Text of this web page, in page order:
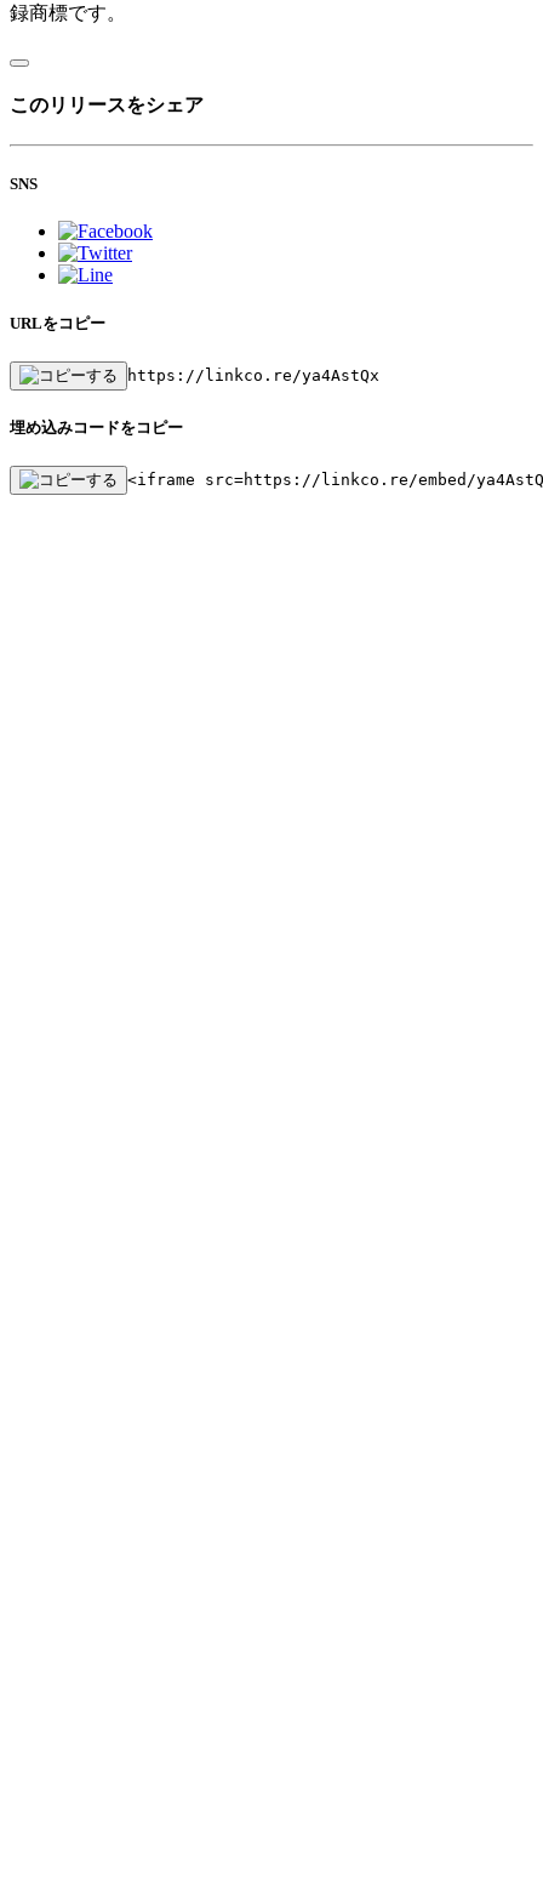
録商標です。
このリリースをシェア
SNS
URLをコピー
https://linkco.re/ya4AstQx
埋め込みコードをコピー
<iframe src=https://linkco.re/embed/